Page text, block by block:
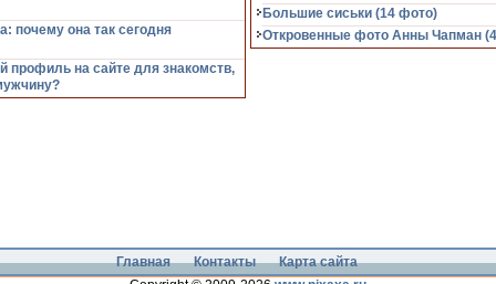
почему она так сегодня
профиль на сайте для знакомств,
Большие сиськи (14 фото)
Откровенные фото Анны Чапман
Главная Контакты
Карта сайта